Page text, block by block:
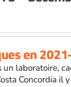
en
laboratoire,
Concordia il y